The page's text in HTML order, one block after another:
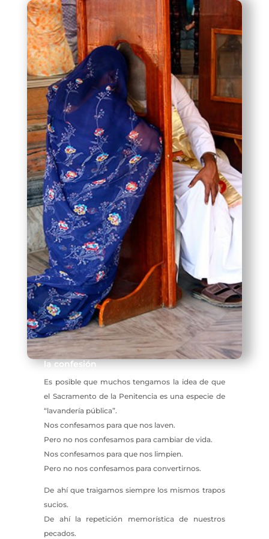
la confesión
Es posible que muchos tengamos la idea de que
el Sacramento de la Penitencia es una especie de
“lavandería pública”.
Nos confesamos para que nos laven.
Pero no nos confesamos para cambiar de vida.
Nos confesamos para que nos limpien.
Pero no nos confesamos para convertirnos.
De ahí que traigamos siempre los mismos trapos
sucios.
De ahí la repetición memorística de nuestros
pecados.